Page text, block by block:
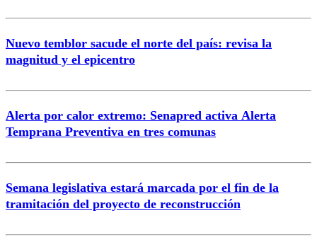
Nuevo temblor sacude el norte del país: revisa la
magnitud y el epicentro
Alerta por calor extremo: Senapred activa Alerta
Temprana Preventiva en tres comunas
Semana legislativa estará marcada por el fin de la
tramitación del proyecto de reconstrucción